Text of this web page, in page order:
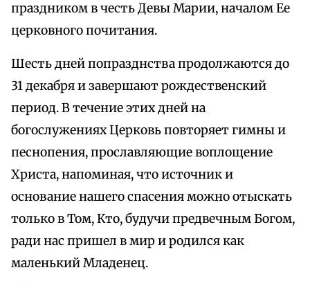
праздником в честь Девы Марии, началом Ее
церковного почитания.
Шесть дней попразднства продолжаются до
31 декабря и завершают рождественский
период. В течение этих дней на
богослужениях Церковь повторяет гимны и
песнопения, прославляющие воплощение
Христа, напоминая, что источник и
основание нашего спасения можно отыскать
только в Том, Кто, будучи предвечным Богом,
ради нас пришел в мир и родился как
маленький Младенец.